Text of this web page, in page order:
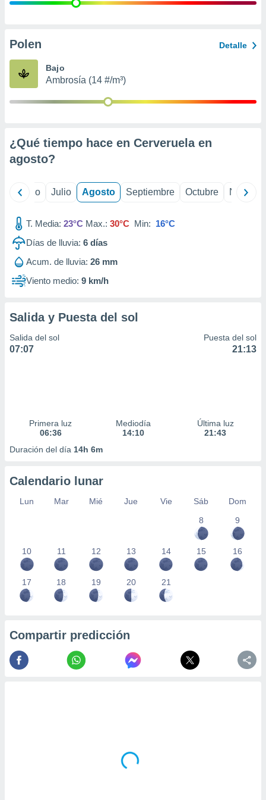
e
publicidad
Polen Detalle
Bajo
Ambrosía (14 #/m³)
¿Qué tiempo hace en Cerveruela en
agosto?
Junio Julio Agosto Septiembre Octubre
T. Media: 23°C Max.: 30°C Min: 16°C
Días de lluvia: 6 días
Acum. de lluvia: 26 mm
Viento medio: 9 km/h
Salida y Puesta del sol
Salida del sol
07:07
Puesta del sol
21:13
Primera luz
06:36
Mediodía
14:10
Última luz
21:43
Duración del día 14h 6m
Calendario lunar
Lun Mar Mié Jue Vie Sáb
Dom
8
9
10 11 12 13 14 15 16
17 18 19 20 21
Compartir predicción